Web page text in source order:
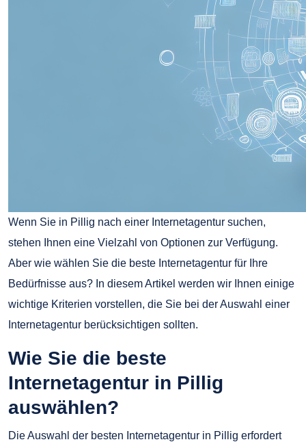
Wenn Sie in Pillig nach einer Internetagentur suchen,
stehen Ihnen eine Vielzahl von Optionen zur Verfügung.
Aber wie wählen Sie die beste Internetagentur für Ihre
Bedürfnisse aus? In diesem Artikel werden wir Ihnen einige
wichtige Kriterien vorstellen, die Sie bei der Auswahl einer
Internetagentur berücksichtigen sollten.
Wie Sie die beste
Internetagentur in Pillig
auswählen?
Die Auswahl der besten Internetagentur in Pillig erfordert